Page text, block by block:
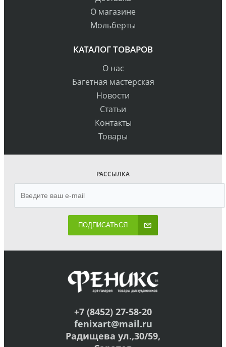
О магазине
Мольберты
КАТАЛОГ ТОВАРОВ
О нас
Багетная мастерская
Новости
Статьи
Контакты
Товары
РАССЫЛКА
ПОДПИСАТЬСЯ
+7 (8452) 27-58-20
fenixart@mail.ru
Радищева ул.,30/59,